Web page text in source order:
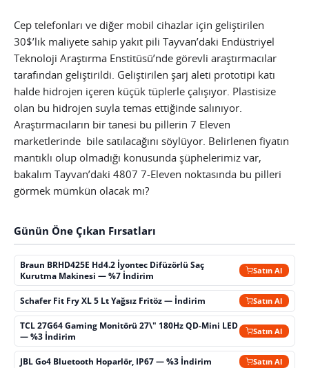
Cep telefonları ve diğer mobil cihazlar için geliştirilen
30$’lık maliyete sahip yakıt pili Tayvan’daki Endüstriyel
Teknoloji Araştırma Enstitüsü’nde görevli araştırmacılar
tarafından geliştirildi. Geliştirilen şarj aleti prototipi katı
halde hidrojen içeren küçük tüplerle çalışıyor. Plastisize
olan bu hidrojen suyla temas ettiğinde salınıyor.
Araştırmacıların bir tanesi bu pillerin 7 Eleven
marketlerinde bile satılacağını söylüyor. Belirlenen fiyatın
mantıklı olup olmadığı konusunda şüphelerimiz var,
bakalım Tayvan’daki 4807 7-Eleven noktasında bu pilleri
görmek mümkün olacak mı?
Günün Öne Çıkan Fırsatları
Braun BRHD425E Hd4.2 İyontec Difüzörlü Saç
Kurutma Makinesi — %7 İndirim
Satın Al
Schafer Fit Fry XL 5 Lt Yağsız Fritöz — İndirim Satın Al
TCL 27G64 Gaming Monitörü 27\" 180Hz QD-Mini LED
— %3 İndirim
Satın Al
JBL Go4 Bluetooth Hoparlör, IP67 — %3 İndirim Satın Al